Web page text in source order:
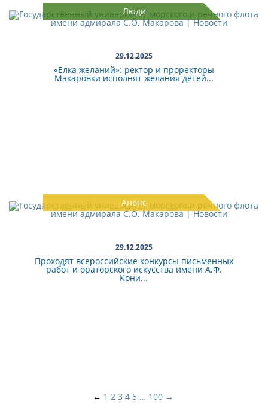
Люди
29.12.2025
«Елка желаний»: ректор и проректоры
Макаровки исполнят желания детей...
Анонс
29.12.2025
Проходят всероссийские конкурсы письменных
работ и ораторского искусства имени А.Ф.
Кони...
← 1 2 3 4 5 … 100 →